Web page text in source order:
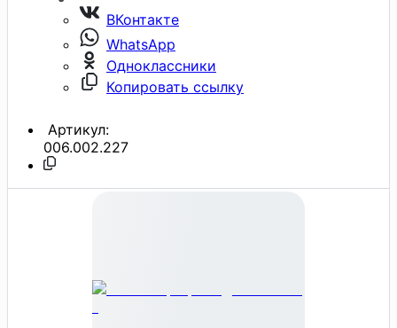
ВКонтакте
WhatsApp
Одноклассники
Копировать ссылку
Артикул:
006.002.227